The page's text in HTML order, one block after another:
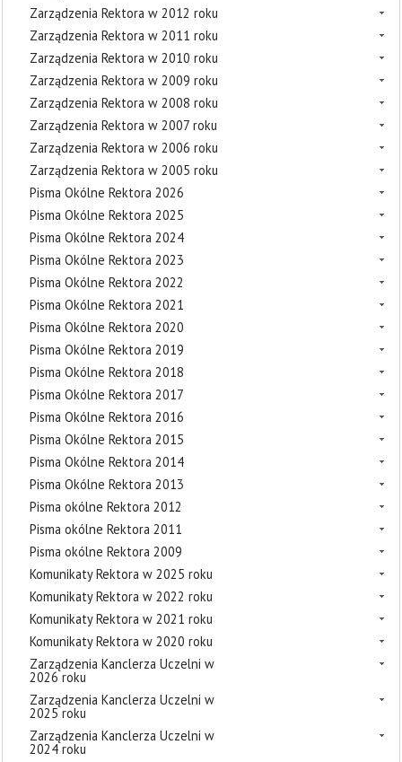
Zarządzenia Rektora w 2012 roku
Zarządzenia Rektora w 2011 roku
Zarządzenia Rektora w 2010 roku
Zarządzenia Rektora w 2009 roku
Zarządzenia Rektora w 2008 roku
Zarządzenia Rektora w 2007 roku
Zarządzenia Rektora w 2006 roku
Zarządzenia Rektora w 2005 roku
Pisma Okólne Rektora 2026
Pisma Okólne Rektora 2025
Pisma Okólne Rektora 2024
Pisma Okólne Rektora 2023
Pisma Okólne Rektora 2022
Pisma Okólne Rektora 2021
Pisma Okólne Rektora 2020
Pisma Okólne Rektora 2019
Pisma Okólne Rektora 2018
Pisma Okólne Rektora 2017
Pisma Okólne Rektora 2016
Pisma Okólne Rektora 2015
Pisma Okólne Rektora 2014
Pisma Okólne Rektora 2013
Pisma okólne Rektora 2012
Pisma okólne Rektora 2011
Pisma okólne Rektora 2009
Komunikaty Rektora w 2025 roku
Komunikaty Rektora w 2022 roku
Komunikaty Rektora w 2021 roku
Komunikaty Rektora w 2020 roku
Zarządzenia Kanclerza Uczelni w
2026 roku
Zarządzenia Kanclerza Uczelni w
2025 roku
Zarządzenia Kanclerza Uczelni w
2024 roku